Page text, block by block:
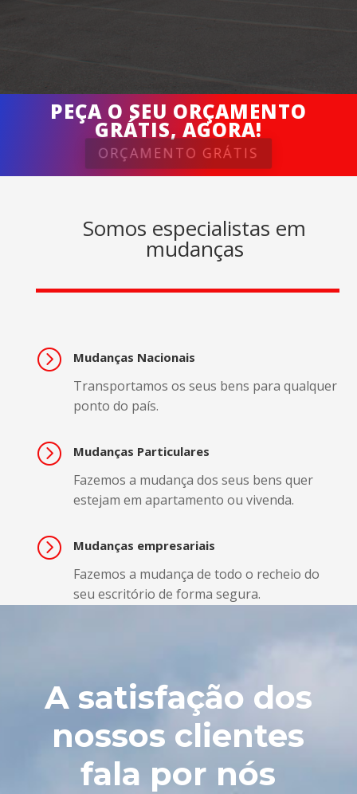
PEÇA O SEU ORÇAMENTO
GRÁTIS, AGORA!
ORÇAMENTO GRÁTIS
Somos especialistas em
mudanças
= Mudanças Nacionais
Transportamos os seus bens para qualquer
ponto do país.
= Mudanças Particulares
Fazemos a mudança dos seus bens quer
estejam em apartamento ou vivenda.
= Mudanças empresariais
Fazemos a mudança de todo o recheio do
seu escritório de forma segura.
A satisfação dos
nossos clientes
fala por nós